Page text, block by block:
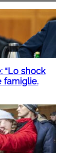
“Lo shock
famiglie.